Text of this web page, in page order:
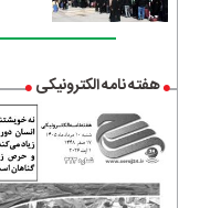
هفته نامه الکترونیکی